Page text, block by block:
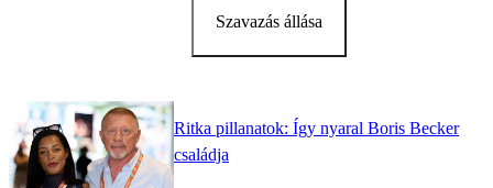
Szavazás állása
Ritka pillanatok: Így nyaral Boris Becker
családja